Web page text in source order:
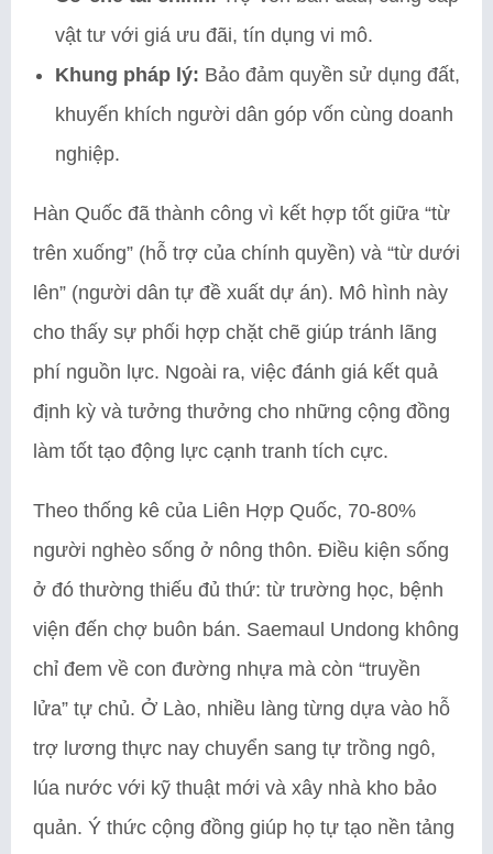
vật tư với giá ưu đãi, tín dụng vi mô.
Khung pháp lý: Bảo đảm quyền sử dụng đất,
khuyến khích người dân góp vốn cùng doanh
nghiệp.
Hàn Quốc đã thành công vì kết hợp tốt giữa “từ
trên xuống” (hỗ trợ của chính quyền) và “từ dưới
lên” (người dân tự đề xuất dự án). Mô hình này
cho thấy sự phối hợp chặt chẽ giúp tránh lãng
phí nguồn lực. Ngoài ra, việc đánh giá kết quả
định kỳ và tưởng thưởng cho những cộng đồng
làm tốt tạo động lực cạnh tranh tích cực.
Theo thống kê của Liên Hợp Quốc, 70-80%
người nghèo sống ở nông thôn. Điều kiện sống
ở đó thường thiếu đủ thứ: từ trường học, bệnh
viện đến chợ buôn bán. Saemaul Undong không
chỉ đem về con đường nhựa mà còn “truyền
lửa” tự chủ. Ở Lào, nhiều làng từng dựa vào hỗ
trợ lương thực nay chuyển sang tự trồng ngô,
lúa nước với kỹ thuật mới và xây nhà kho bảo
quản. Ý thức cộng đồng giúp họ tự tạo nền tảng